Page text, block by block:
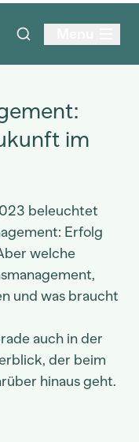
im
beleuchtet
Erfolg
welche
und was braucht
auch in der
der beim
hinaus geht.